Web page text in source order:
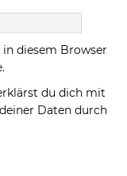
in diesem Browser
du dich mit
Daten durch